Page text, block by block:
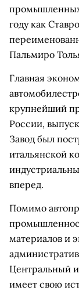
промышленных
году как
Пальмиро
Главная
крупнейший
России,
Завод был
итальянской
вперед.
Помимо
материалов и
Центральный
имеет свою